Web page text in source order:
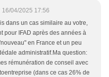
16/04/2025 17:56
dans un cas similaire au votre,
pour IFAD après des années à
en France et un peu
administratif.Ma question:
rémunération de conseil avec
(dans ce cas 26% de